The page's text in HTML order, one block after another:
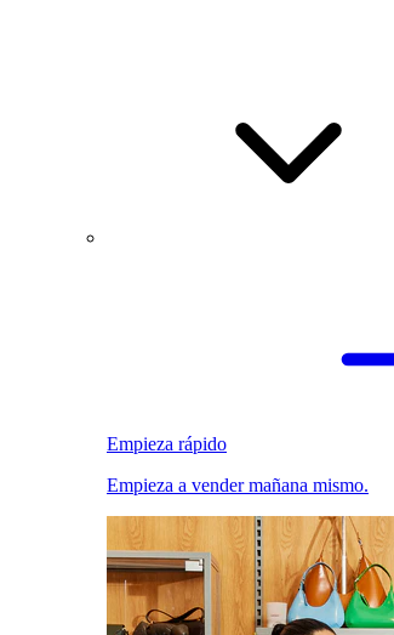
Empieza rápido
Empieza a vender mañana mismo.